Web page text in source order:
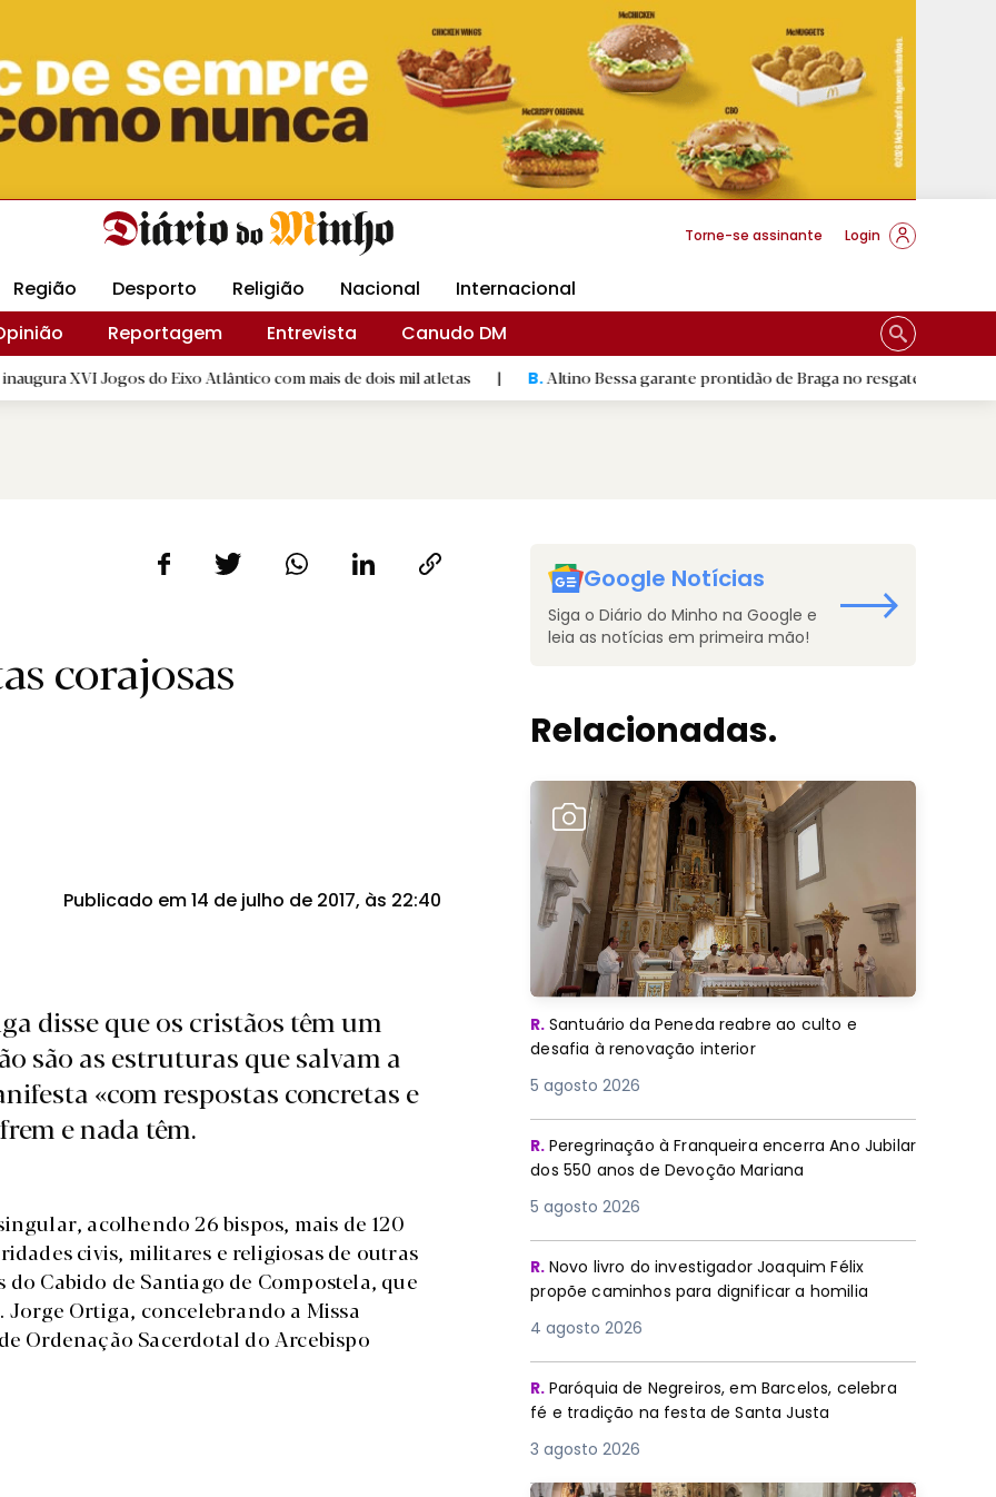
Revista Minha Gráfica DM Livraria DM Arquidiocese Braga
Torne-se assinante Login
Região Desporto Religião Nacional
Internacional
Reportagem Entrevista Canudo DM
do Eixo Atlântico com mais de dois mil atletas | B.Altino Bessa garante prontidão de Braga no resgate animal |
corajosas
Publicado em 14 de julho de 2017, às 22:40
disse que os cristãos têm um
são as estruturas que salvam a
«com respostas concretas e
e nada têm.
acolhendo 26 bispos, mais de 120
civis, militares e religiosas de outras
Cabido de Santiago de Compostela, que
Ortiga, concelebrando a Missa
Ordenação Sacerdotal do Arcebispo
Google Notícias
Siga o Diário do Minho na Google e
leia as notícias em primeira mão!
Relacionadas.
R. Santuário da Peneda reabre ao culto e
desafia à renovação interior
5 agosto 2026
R. Peregrinação à Franqueira encerra Ano Jubilar
dos 550 anos de Devoção Mariana
5 agosto 2026
R. Novo livro do investigador Joaquim Félix
propõe caminhos para dignificar a homilia
4 agosto 2026
R. Paróquia de Negreiros, em Barcelos, celebra
fé e tradição na festa de Santa Justa
3 agosto 2026